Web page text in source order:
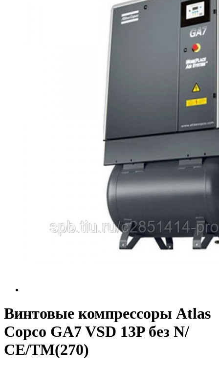
Винтовые компрессоры Atlas
Copco GA7 VSD 13P без N/
СЕ/TM(270)